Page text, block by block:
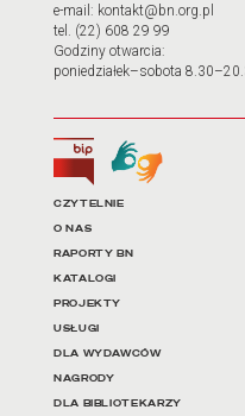
e-mail: kontakt@bn.org.pl
tel. (22) 608 29 99
Godziny otwarcia:
poniedziałek–sobota
Biuletyn Informacji Publicznej
Tłumacz języka
Linki do
CZYTELNIE
O NAS
RAPORTY BN
KATALOGI
PROJEKTY
USŁUGI
DLA WYDAWCÓW
NAGRODY
DLA BIBLIOTEKARZY